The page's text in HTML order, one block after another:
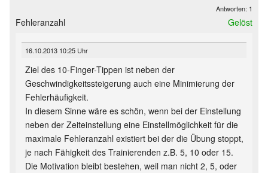
Antworten: 1
Fehleranzahl Gelöst
16.10.2013 10:25 Uhr
Ziel des 10-Finger-Tippen ist neben der
Geschwindigkeitssteigerung auch eine Minimierung der
Fehlerhäufigkeit.
In diesem Sinne wäre es schön, wenn bei der Einstellung
neben der Zeiteinstellung eine Einstellmöglichkeit für die
maximale Fehleranzahl existiert bei der die Übung stoppt,
je nach Fähigkeit des Trainierenden z.B. 5, 10 oder 15.
Die Motivation bleibt bestehen, weil man nicht 2, 5, oder